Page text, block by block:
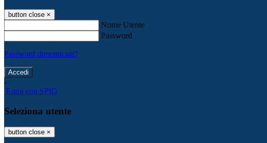
button close ×
Nome Utente
Password
Password dimenticata?
-
Entra con SPID
Seleziona utente
button close ×